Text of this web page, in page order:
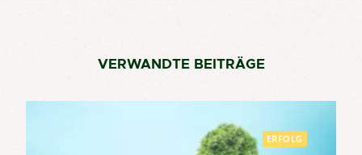
VERWANDTE BEITRÄGE
ERFOLG